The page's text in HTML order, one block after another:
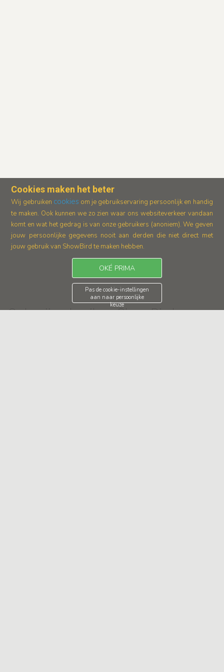
Ook wij gebruiken ShowBird
Cookies maken het beter
Wij gebruiken cookies om je gebruikservaring persoonlijk en handig
te maken. Ook kunnen we zo zien waar ons websiteverkeer vandaan
komt en wat het gedrag is van onze gebruikers (anoniem). We geven
jouw persoonlijke gegevens nooit aan derden die niet direct met
jouw gebruik van ShowBird te maken hebben.
OKÉ PRIMA
Pas de cookie-instellingen
aan naar persoonlijke
keuze